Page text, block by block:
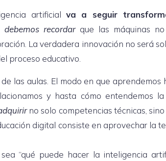
artificial va a seguir
debemos recordarque las máquinas no
La verdadera innovación no será
proceso educativo.
las aulas. El modo en que aprendemos
y hasta cómo entendemos
no solo competencias técnicas,
digital consiste en aprovechar la
“qué puede hacer la inteligencia